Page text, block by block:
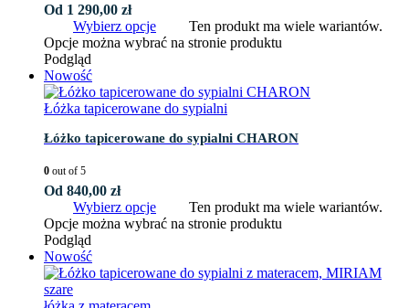
Od 1 290,00 zł
Wybierz opcje
Ten produkt ma wiele wariantów.
Opcje można wybrać na stronie produktu
Podgląd
Nowość
Łóżka tapicerowane do sypialni
Łóżko tapicerowane do sypialni CHARON
0 out of 5
Od 840,00 zł
Wybierz opcje
Ten produkt ma wiele wariantów.
Opcje można wybrać na stronie produktu
Podgląd
Nowość